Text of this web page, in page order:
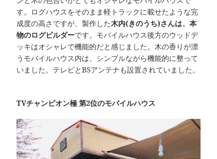
す。ログハウスをそのまま軽トラックに載せたような完
成度の高さですが、製作した木内(きのうち)さんは、本
物のログビルダーです。モバイルハウス後方のウッドデ
ッキはオシャレで機能的だと感じました。木の香りが漂
うモバイルハウス内は、シンプルながら機能的に整って
いました。テレビとBSアンテナも設置されていました。
TVチャンピオン極 第2位のモバイルハウス